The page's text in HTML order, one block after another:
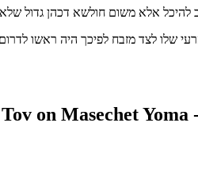
להיכל אלא משום חולשא דכהן גדול
לצד מזבח לפיכך היה ראשו לדרום
on Masechet